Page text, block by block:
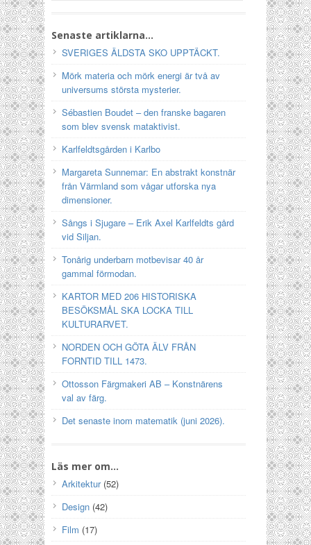
Senaste artiklarna…
SVERIGES ÄLDSTA SKO UPPTÄCKT.
Mörk materia och mörk energi är två av
universums största mysterier.
Sébastien Boudet – den franske bagaren
som blev svensk mataktivist.
Karlfeldtsgården i Karlbo
Margareta Sunnemar: En abstrakt konstnär
från Värmland som vågar utforska nya
dimensioner.
Sångs i Sjugare – Erik Axel Karlfeldts gård
vid Siljan.
Tonårig underbarn motbevisar 40 år
gammal förmodan.
KARTOR MED 206 HISTORISKA
BESÖKSMÅL SKA LOCKA TILL
KULTURARVET.
NORDEN OCH GÖTA ÄLV FRÅN
FORNTID TILL 1473.
Ottosson Färgmakeri AB – Konstnärens
val av färg.
Det senaste inom matematik (juni 2026).
Läs mer om…
Arkitektur(52)
Design (42)
Film (17)